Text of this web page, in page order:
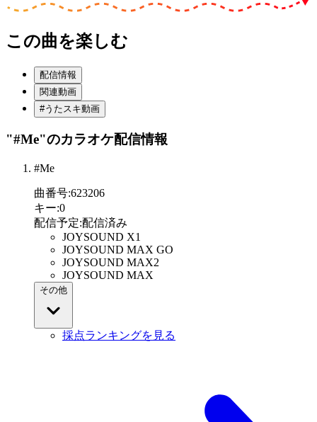
この曲を楽しむ
配信情報
関連動画
#うたスキ動画
"#Me"のカラオケ配信情報
#Me
曲番号:623206
キー:0
配信予定:配信済み
JOYSOUND X1
JOYSOUND MAX GO
JOYSOUND MAX2
JOYSOUND MAX
その他
採点ランキングを見る